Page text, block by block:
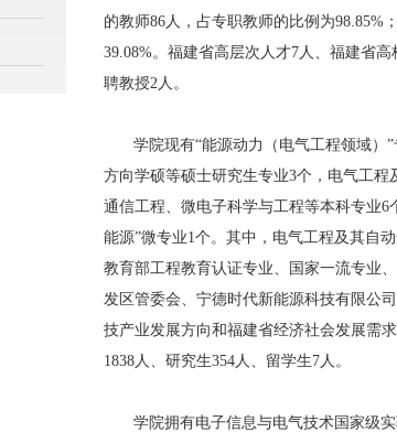
的教师86人，占专职教师的比例为98.85%
39.08%。福建省高层次人才7人、福建省
聘教授2人。
学院现有“能源动力（电气工程领域）
方向学硕等硕士研究生专业3个，电气工程
通信工程、微电子科学与工程等本科专业6
能源”微专业1个。其中，电气工程及其自
教育部工程教育认证专业、国家一流专业
发区管委会、宁德时代新能源科技有限公
技产业发展方向和福建省经济社会发展需
1838人、研究生354人、留学生7人。
学院拥有电子信息与电气技术国家级